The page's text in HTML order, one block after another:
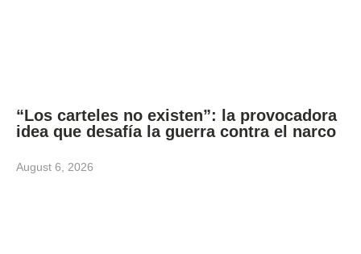
“Los carteles no existen”: la provocadora
idea que desafía la guerra contra el narco
August 6, 2026